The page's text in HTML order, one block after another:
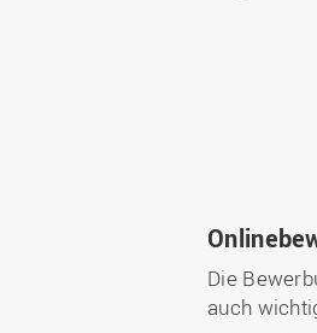
Die
auch